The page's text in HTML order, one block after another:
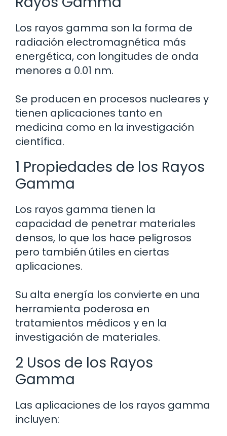
Los rayos gamma son la forma de
radiación electromagnética más
energética, con longitudes de onda
menores a 0.01 nm.
Se producen en procesos nucleares y
tienen aplicaciones tanto en
medicina como en la investigación
científica.
1 Propiedades de los Rayos
Gamma
Los rayos gamma tienen la
capacidad de penetrar materiales
densos, lo que los hace peligrosos
pero también útiles en ciertas
aplicaciones.
Su alta energía los convierte en una
herramienta poderosa en
tratamientos médicos y en la
investigación de materiales.
2 Usos de los Rayos
Gamma
Las aplicaciones de los rayos gamma
incluyen: